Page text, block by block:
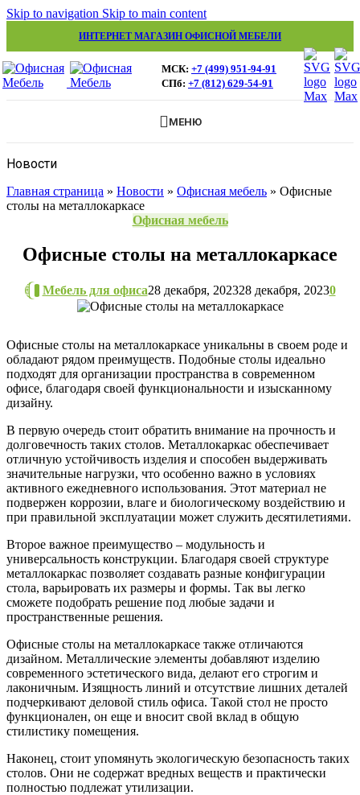
Skip to navigation Skip to main content
ИНТЕРНЕТ МАГАЗИН ОФИСНОЙ МЕБЕЛИ
МСК: +7 (499) 951-94-91
СПб: +7 (812) 629-54-91
МЕНЮ
Новости
Главная страница » Новости » Офисная мебель » Офисные
столы на металлокаркасе
Офисная мебель
Офисные столы на металлокаркасе
Мебель для офиса28 декабря, 202328 декабря, 20230
Офисные столы на металлокаркасе уникальны в своем роде и
обладают рядом преимуществ. Подобные столы идеально
подходят для организации пространства в современном
офисе, благодаря своей функциональности и изысканному
дизайну.
В первую очередь стоит обратить внимание на прочность и
долговечность таких столов. Металлокаркас обеспечивает
отличную устойчивость изделия и способен выдерживать
значительные нагрузки, что особенно важно в условиях
активного ежедневного использования. Этот материал не
подвержен коррозии, влаге и биологическому воздействию и
при правильной эксплуатации может служить десятилетиями.
Второе важное преимущество – модульность и
универсальность конструкции. Благодаря своей структуре
металлокаркас позволяет создавать разные конфигурации
стола, варьировать их размеры и формы. Так вы легко
сможете подобрать решение под любые задачи и
пространственные решения.
Офисные столы на металлокаркасе также отличаются
дизайном. Металлические элементы добавляют изделию
современного эстетического вида, делают его строгим и
лаконичным. Изящность линий и отсутствие лишних деталей
подчеркивают деловой стиль офиса. Такой стол не просто
функционален, он еще и вносит свой вклад в общую
стилистику помещения.
Наконец, стоит упомянуть экологическую безопасность таких
столов. Они не содержат вредных веществ и практически
полностью подлежат утилизации.